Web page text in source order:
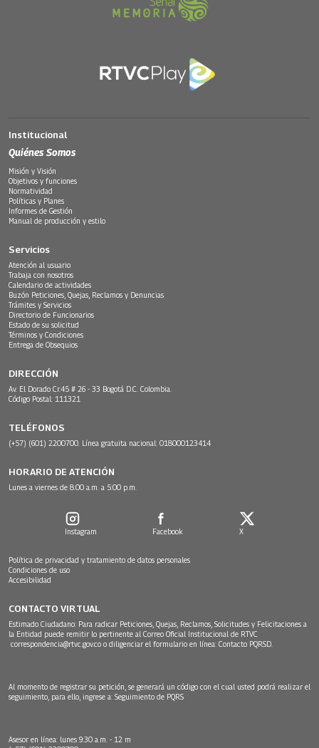
Institucional
Quiénes Somos
Misión y Visión
Objetivos y funciones
Normatividad
Políticas y Planes
Informes de Gestión
Manual de producción y estilo
Servicios
Atención al usuario
Trabaja con nosotros
Calendario de actividades
Buzón Peticiones, Quejas, Reclamos y Denuncias
Trámites y Servicios
Directorio de Funcionarios
Estado de su solicitud
Términos y Condiciones
Entrega de Obsequios
DIRECCIÓN
Av. El Dorado Cr.45 # 26 - 33 Bogotá D.C. Colombia.
Código Postal: 111321
TELÉFONOS
(+57) (601) 2200700. Línea gratuita nacional: 018000123414
HORARIO DE ATENCIÓN
Lunes a viernes de 8:00 a.m. a 5:00 p.m.
Instagram Facebook X
Política de privacidad y tratamiento de datos personales
Condiciones de uso
Accesibilidad
CONTACTO VIRTUAL
Estimado Ciudadano: Para radicar Peticiones, Quejas, Reclamos, Solicitudes y Felicitaciones a
la Entidad puede remitir lo pertinente al Correo Oficial Institucional de RTVC
correspondencia@rtvc.gov.co o diligenciar el formulario en línea: Contacto PQRSD.
Al momento de registrar su petición, se generará un código con el cual usted podrá realizar el
seguimiento, para ello, ingrese a: Seguimiento de PQRS
Asesor en línea: lunes 9:30 a.m. - 12 m